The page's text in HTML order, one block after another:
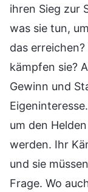
ihren Sieg zur
was sie tun,
das
kämpfen sie?
Gewinn und
um den
werden. Ihr
und sie
Frage. Wo